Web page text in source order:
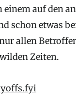
auf den
schon etwas
allen
Zeiten.